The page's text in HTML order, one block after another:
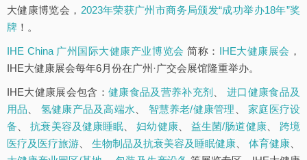
大健康博览会， 2023年荣获广州市商务局颁发“成功举办18年”奖
牌 ！。
IHE China 广州国际大健康产业博览会 简称： IHE大健康展会 ，
IHE大健康展会每年6月份在广州·广交会展馆隆重举办。
IHE大健康展会包含： 健康食品及营养补充剂 、进口健康食品及
用品
氢健康产品及高端水 智慧养老/健康管理 、家庭医疗设
备 、抗衰美容及健康睡眠 、妇幼健康、 益生菌/肠道健康、 跨境
医疗及医疗旅游
生物制品及抗衰美容及睡眠健康 体育健康